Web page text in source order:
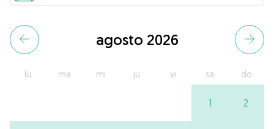
agosto 2026
lu ma mi ju vi sa do
1 2